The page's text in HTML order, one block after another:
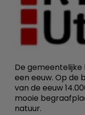
De
een eeuw. Op de
van de eeuw
mooie
natuur.